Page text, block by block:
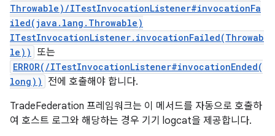
Throwable)/ITestInvocationListener#invocationFa
iled(java.lang.Throwable)
ITestInvocationListener.invocationFailed(Throwab
le))
또는
ERROR(/ITestInvocationListener#invocationEnded(
long))
전에 호출해야 합니다.
TradeFederation 프레임워크는 이 메서드를 자동으로 호출하
여 호스트 로그와 해당하는 경우 기기 logcat을 제공합니다.